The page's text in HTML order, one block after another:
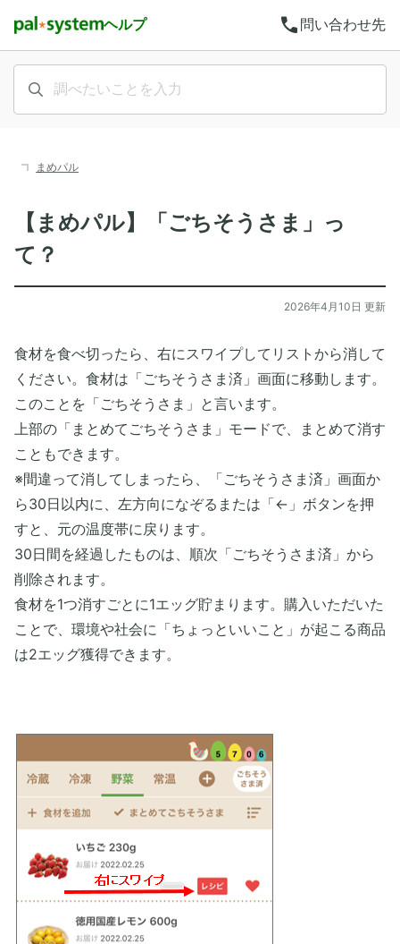
ヘルプ call 問い合わせ先
まめパル
【まめパル】「ごちそうさま」っ
て？
2026年4月10日 更新
食材を食べ切ったら、右にスワイプしてリストから消して
ください。食材は「ごちそうさま済」画面に移動します。
このことを「ごちそうさま」と言います。
上部の「まとめてごちそうさま」モードで、まとめて消す
こともできます。
※間違って消してしまったら、「ごちそうさま済」画面か
ら30日以内に、左方向になぞるまたは「←」ボタンを押
すと、元の温度帯に戻ります。
30日間を経過したものは、順次「ごちそうさま済」から
削除されます。
食材を1つ消すごとに1エッグ貯まります。購入いただいた
ことで、環境や社会に「ちょっといいこと」が起こる商品
は2エッグ獲得できます。